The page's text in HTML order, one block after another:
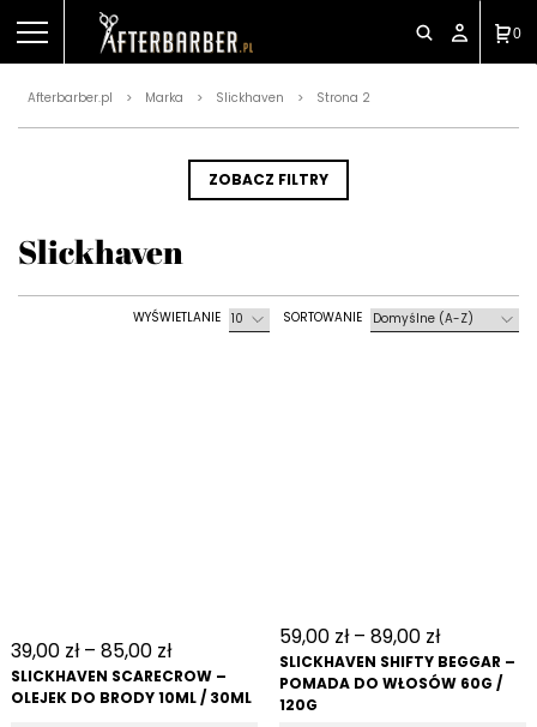
0
Afterbarber.pl > Marka > Slickhaven > Strona 2
ZOBACZ FILTRY
Slickhaven
39,00 zł– 85,00 zł
SLICKHAVEN SCARECROW –
OLEJEK DO BRODY 10ML / 30ML
59,00 zł– 89,00 zł
SLICKHAVEN SHIFTY BEGGAR –
POMADA DO WŁOSÓW 60G /
120G